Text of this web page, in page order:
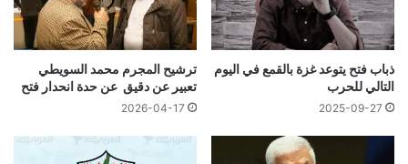
ذباب فتح يتوعد غزة بالقمع في اليوم
التالي للحرب
2025-09-27
ترشيح المجرم محمد السويطي
تعبير عن دقيق عن حدة انحدار فتح
2026-04-17